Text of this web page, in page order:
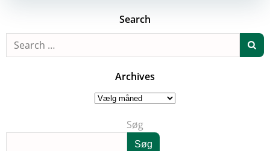
Search
Search
for:
Archives
Archives
Søg
Søg